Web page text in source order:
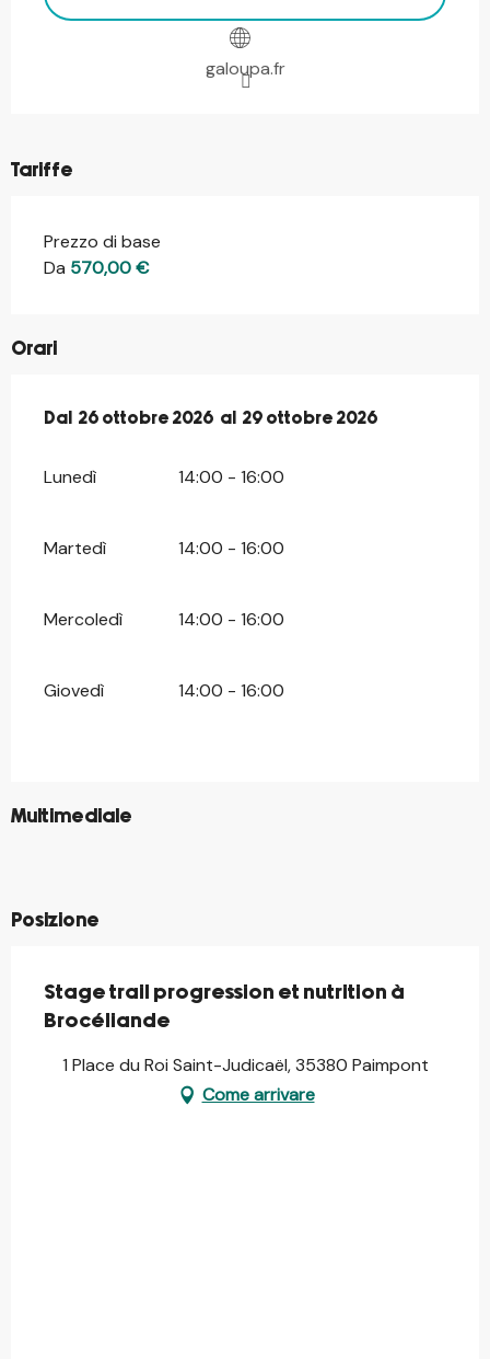
galoupa.fr
Tariffe
Prezzo di base
Da 570,00 €
Orari
Dal 26 ottobre 2026 al 29 ottobre 2026
Dal 26 ottobre 2026 al 29 ottobre 2026
Lunedì 14:00 - 16:00
Martedì 14:00 - 16:00
Mercoledì 14:00 - 16:00
Giovedì 14:00 - 16:00
Multimediale
©
©
Posizione
Stage trail progression et nutrition à
Brocéliande
1 Place du Roi Saint-Judicaël, 35380 Paimpont
Come arrivare